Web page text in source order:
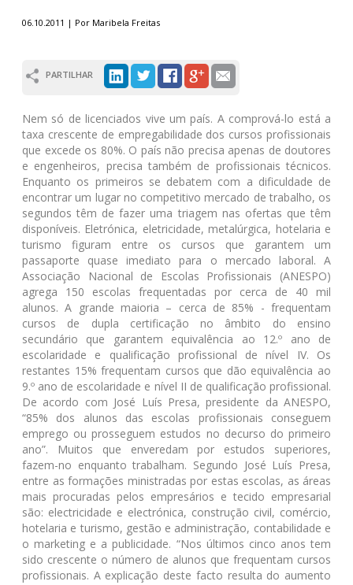
06.10.2011 | Por Maribela Freitas
PARTILHAR
Nem só de licenciados vive um país. A comprová-lo está a
taxa crescente de empregabilidade dos cursos profissionais
que excede os 80%. O país não precisa apenas de doutores
e engenheiros, precisa também de profissionais técnicos.
Enquanto os primeiros se debatem com a dificuldade de
encontrar um lugar no competitivo mercado de trabalho, os
segundos têm de fazer uma triagem nas ofertas que têm
disponíveis. Eletrónica, eletricidade, metalúrgica, hotelaria e
turismo figuram entre os cursos que garantem um
passaporte quase imediato para o mercado laboral. A
Associação Nacional de Escolas Profissionais (ANESPO)
agrega 150 escolas frequentadas por cerca de 40 mil
alunos. A grande maioria – cerca de 85% - frequentam
cursos de dupla certificação no âmbito do ensino
secundário que garantem equivalência ao 12.º ano de
escolaridade e qualificação profissional de nível IV. Os
restantes 15% frequentam cursos que dão equivalência ao
9.º ano de escolaridade e nível II de qualificação profissional.
De acordo com José Luís Presa, presidente da ANESPO,
“85% dos alunos das escolas profissionais conseguem
emprego ou prosseguem estudos no decurso do primeiro
ano”. Muitos que enveredam por estudos superiores,
fazem-no enquanto trabalham. Segundo José Luís Presa,
entre as formações ministradas por estas escolas, as áreas
mais procuradas pelos empresários e tecido empresarial
são: electricidade e electrónica, construção civil, comércio,
hotelaria e turismo, gestão e administração, contabilidade e
o marketing e a publicidade. “Nos últimos cinco anos tem
sido crescente o número de alunos que frequentam cursos
profissionais. A explicação deste facto resulta do aumento